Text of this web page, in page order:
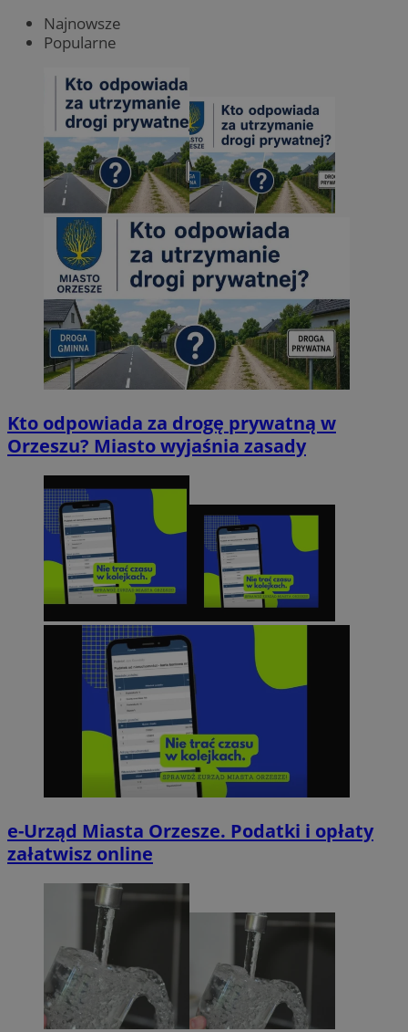
Najnowsze
Popularne
Kto odpowiada za drogę prywatną w
Orzeszu? Miasto wyjaśnia zasady
e-Urząd Miasta Orzesze. Podatki i opłaty
załatwisz online